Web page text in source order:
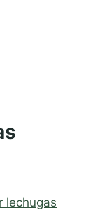
lechugas